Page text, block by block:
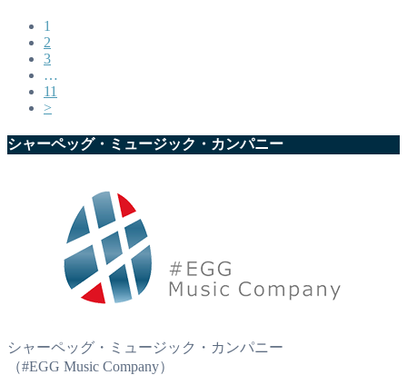
1
2
3
…
11
>
シャーペッグ・ミュージック・カンパニー
シャーペッグ・ミュージック・カンパニー
（#EGG Music Company）